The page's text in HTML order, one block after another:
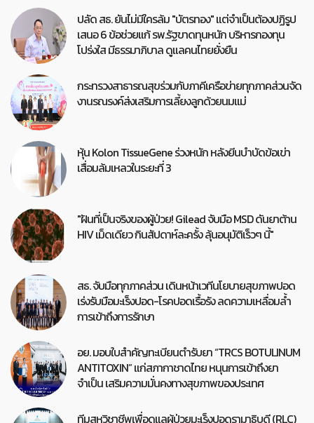
ปลัด สธ. ยันไม่มีใครล้ม "บัตรทอง" แต่จำเป็นต้องปฏิรูป
เสนอ 6 ข้อช่วยแก้ รพ.รัฐขาดทุนหนัก บริหารกองทุน
โปร่งใส มีธรรมาภิบาล ดูแลคนไทยยั่งยืน
กระทรวงสาธารณสุขร่วมกับภาคีเครือข่ายทุกภาคส่วนจัด
งานรณรงค์ส่งเสริมการเลี้ยงลูกด้วยนมแม่
หุ้น Kolon TissueGene ร่วงหนัก หลังยีนบำบัดข้อเข่า
เสื่อมล้มเหลวในระยะที่ 3
"ฝันที่เป็นจริงของผู้ป่วย! Gilead จับมือ MSD ดันยาต้าน
HIV เม็ดเดียว กินสัปดาห์ละครั้ง ลุ้นอนุมัติเร็วๆ นี้"
สธ. จับมือทุกภาคส่วน เดินหน้าเวทีนโยบายสุขภาพปอด
เร่งรับมือมะเร็งปอด-โรคปอดเรื้อรัง ลดความเหลื่อมล้ำ
การเข้าถึงการรักษา
อย. มอบใบสำคัญทะเบียนตำรับยา “TRCS BOTULINUM
ANTITOXIN” แก่สภากาชาดไทย หนุนการเข้าถึงยา
จำเป็น เสริมความมั่นคงทางสุขภาพของประเทศ
ทีมสหวิชาชีพเพื่อดูแลผู้ป่วยมะเร็งปอดรามาธิบดี (RLC)